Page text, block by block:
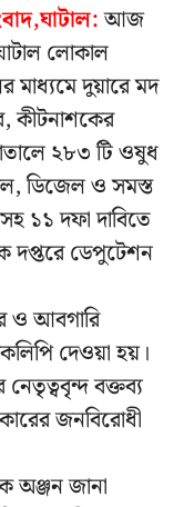
আজ
লোকাল
মাধ্যমে দুয়ারে মদ
কীটনাশকের
২৮৩ টি ওষুধ
ডিজেল ও সমস্ত
১১ দফা দাবিতে
দপ্তরে ডেপুটেশন
ও আবগারি
দেওয়া হয়।
বক্তব্য
জনবিরোধী
অঞ্জন জানা